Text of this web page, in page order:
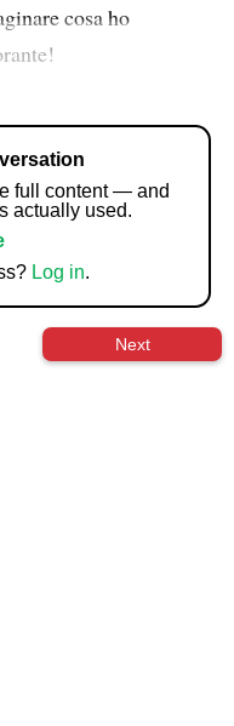
cosa ho
full content — and
actually used.
Log in.
Next